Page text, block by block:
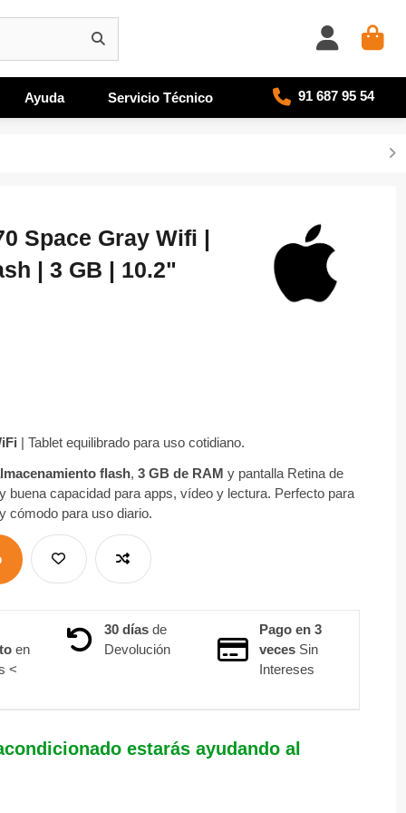
Ayuda Servicio Técnico 91 687 95 54
Space Gray Wifi |
| 3 GB | 10.2"
| Tablet equilibrado para uso cotidiano.
flash, 3 GB de RAM y pantalla Retina de
buena capacidad para apps, vídeo y lectura. Perfecto para
cómodo para uso diario.
en
<
30 díasde
Devolución
Pago en 3
veces Sin
Intereses
estarás ayudando al